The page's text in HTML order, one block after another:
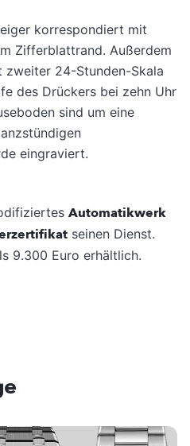
korrespondiert mit
Zifferblattrand. Außerdem
zweiter 24-Stunden-Skala
des Drückers bei zehn Uhr
sind um eine
eingraviert.
Automatikwerk
seinen Dienst.
9.300 Euro erhältlich.